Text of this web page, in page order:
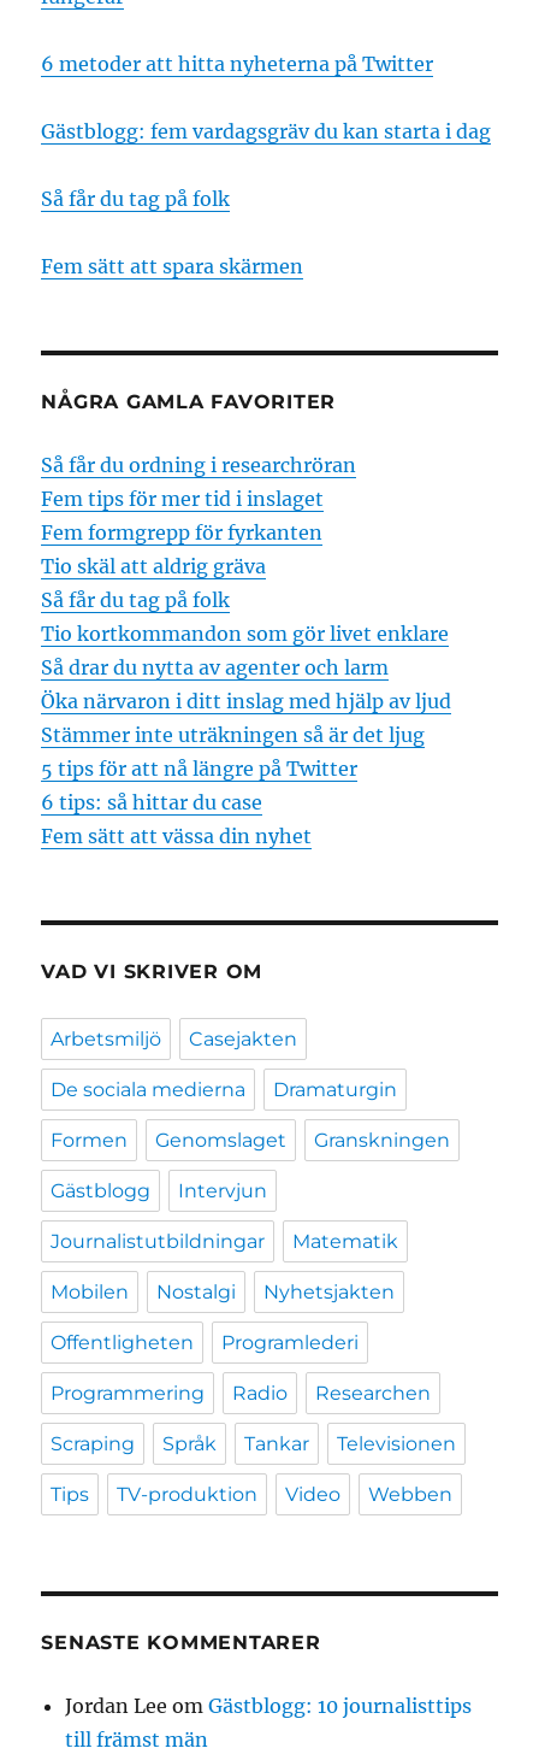
6 metoder att hitta nyheterna på Twitter
Gästblogg: fem vardagsgräv du kan starta i dag
Så får du tag på folk
Fem sätt att spara skärmen
NÅGRA GAMLA FAVORITER
Så får du ordning i researchröran
Fem tips för mer tid i inslaget
Fem formgrepp för fyrkanten
Tio skäl att aldrig gräva
Så får du tag på folk
Tio kortkommandon som gör livet enklare
Så drar du nytta av agenter och larm
Öka närvaron i ditt inslag med hjälp av ljud
Stämmer inte uträkningen så är det ljug
5 tips för att nå längre på Twitter
6 tips: så hittar du case
Fem sätt att vässa din nyhet
VAD VI SKRIVER OM
Arbetsmiljö Casejakten
De sociala medierna Dramaturgin
Formen Genomslaget Granskningen
Gästblogg Intervjun
Journalistutbildningar Matematik
Mobilen Nostalgi Nyhetsjakten
Offentligheten Programlederi
Programmering Radio Researchen
Scraping Språk Tankar Televisionen
Tips TV-produktion Video Webben
SENASTE KOMMENTARER
Jordan Lee omGästblogg: 10 journalisttips
till främst män